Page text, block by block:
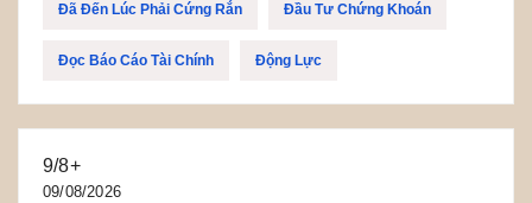
Đã Đến Lúc Phải Cứng Rắn Đầu Tư Chứng Khoán
Đọc Báo Cáo Tài Chính Động Lực
9/8+
09/08/2026